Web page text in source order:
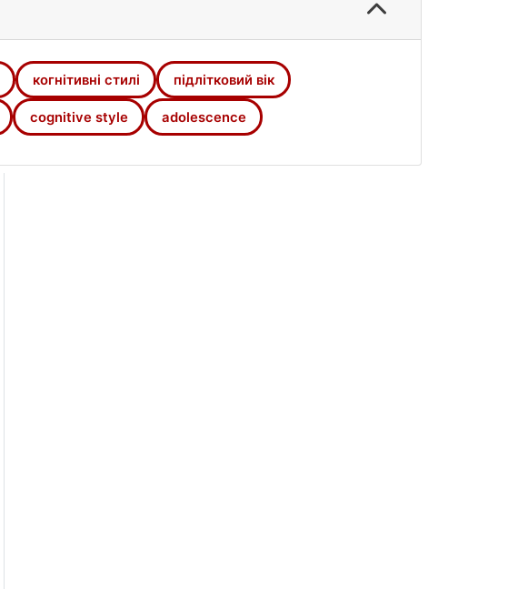
когнітивні стилі підлітковий вік
cognitive style adolescence